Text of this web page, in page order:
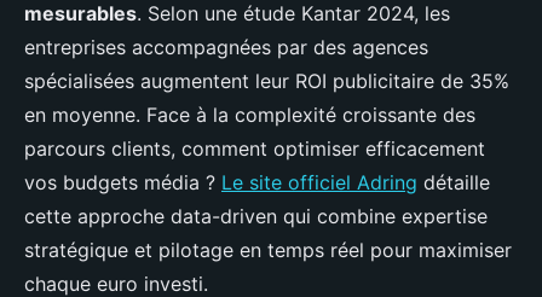
mesurables. Selon une étude Kantar 2024, les
entreprises accompagnées par des agences
spécialisées augmentent leur ROI publicitaire de 35%
en moyenne. Face à la complexité croissante des
parcours clients, comment optimiser efficacement
vos budgets média ? Le site officiel Adring détaille
cette approche data-driven qui combine expertise
stratégique et pilotage en temps réel pour maximiser
chaque euro investi.